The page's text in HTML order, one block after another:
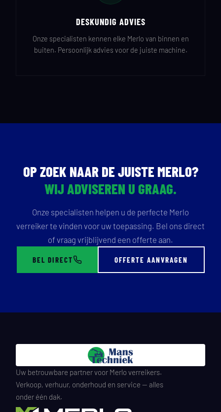
DESKUNDIG ADVIES
Onze specialisten kennen elke Merlo van binnen en
buiten. Persoonlijk advies voor de juiste machine.
OP ZOEK NAAR DE JUISTE MERLO?
WIJ ADVISEREN U GRAAG.
Onze specialisten helpen u de perfecte Merlo
verreiker te vinden voor uw toepassing. Bel ons direct
of vraag vrijblijvend een offerte aan.
BEL DIRECT OFFERTE AANVRAGEN
Uw betrouwbare partner voor Merlo verreikers.
Verkoop, verhuur, onderhoud en service — alles
onder één dak.